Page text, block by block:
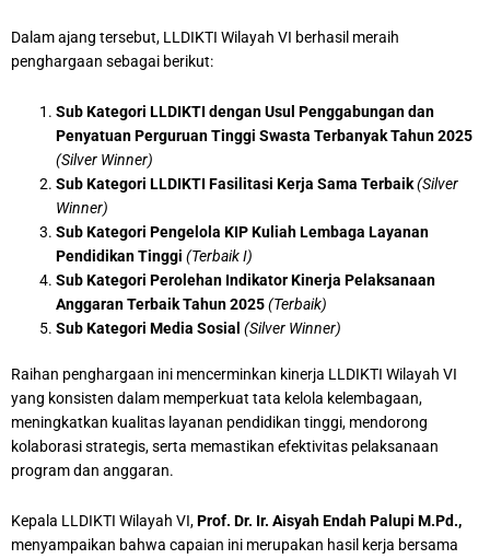
Dalam ajang tersebut, LLDIKTI Wilayah VI berhasil meraih
penghargaan sebagai berikut:
Sub Kategori LLDIKTI dengan Usul Penggabungan dan
Penyatuan Perguruan Tinggi Swasta Terbanyak Tahun 2025
(Silver Winner)
Sub Kategori LLDIKTI Fasilitasi Kerja Sama Terbaik(Silver
Winner)
Sub Kategori Pengelola KIP Kuliah Lembaga Layanan
Pendidikan Tinggi (Terbaik I)
Sub Kategori Perolehan Indikator Kinerja Pelaksanaan
Anggaran Terbaik Tahun 2025(Terbaik)
Sub Kategori Media Sosial (Silver Winner)
Raihan penghargaan ini mencerminkan kinerja LLDIKTI Wilayah VI
yang konsisten dalam memperkuat tata kelola kelembagaan,
meningkatkan kualitas layanan pendidikan tinggi, mendorong
kolaborasi strategis, serta memastikan efektivitas pelaksanaan
program dan anggaran.
Kepala LLDIKTI Wilayah VI,Prof. Dr. Ir. Aisyah Endah Palupi M.Pd.,
menyampaikan bahwa capaian ini merupakan hasil kerja bersama